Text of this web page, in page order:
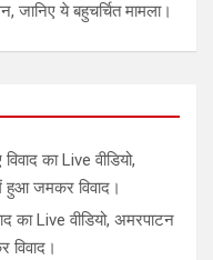
ये बहुचर्चित मामला।
का Live वीडियो,
हुआ जमकर विवाद।
का Live वीडियो, अमरपाटन
विवाद।